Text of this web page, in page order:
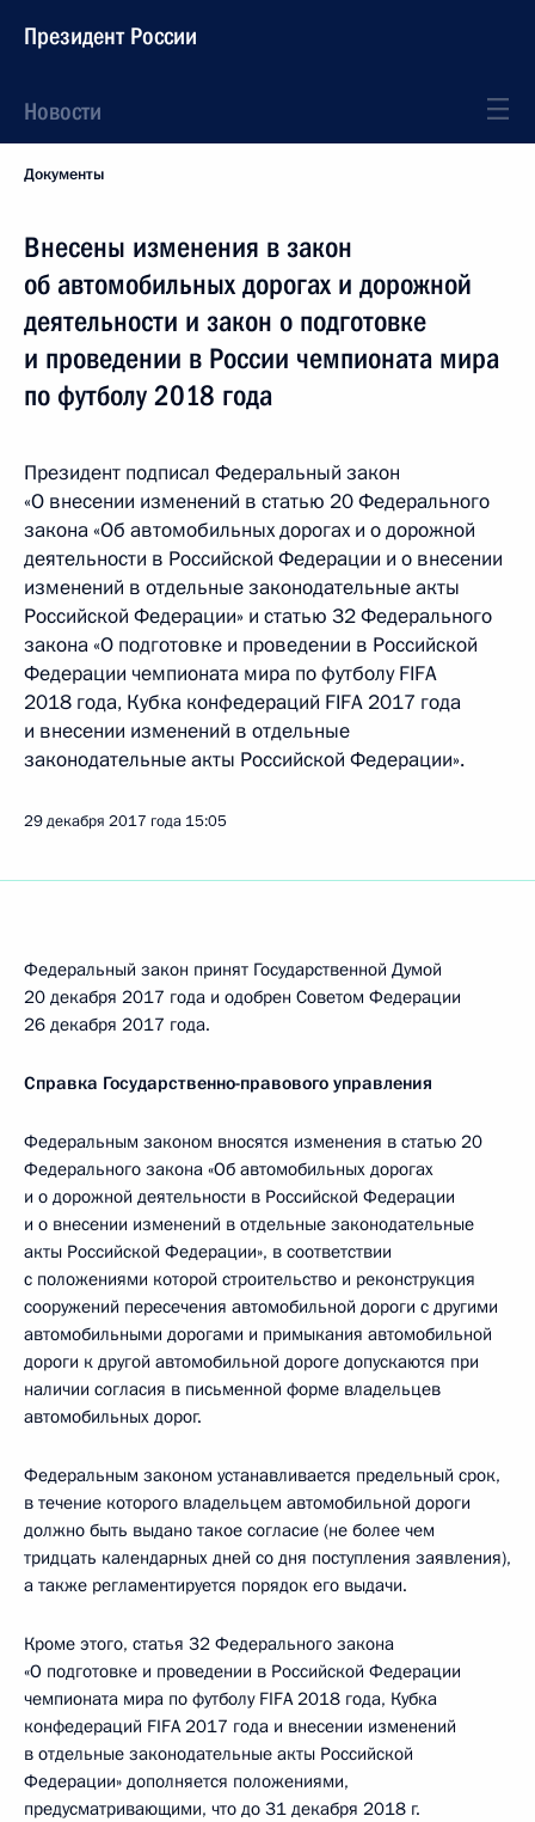
Президент России
Новости
Документы
Внесены изменения в закон
об автомобильных дорогах и дорожной
деятельности и закон о подготовке
и проведении в России чемпионата мира
по футболу 2018 года
Президент подписал Федеральный закон
«О внесении изменений в статью 20 Федерального
закона «Об автомобильных дорогах и о дорожной
деятельности в Российской Федерации и о внесении
изменений в отдельные законодательные акты
Российской Федерации» и статью 32 Федерального
закона «О подготовке и проведении в Российской
Федерации чемпионата мира по футболу FIFA
2018 года, Кубка конфедераций FIFA 2017 года
и внесении изменений в отдельные
законодательные акты Российской Федерации».
29 декабря 2017 года 15:05
Федеральный закон принят Государственной Думой
20 декабря 2017 года и одобрен Советом Федерации
26 декабря 2017 года.
Справка Государственно-правового управления
Федеральным законом вносятся изменения в статью 20
Федерального закона «Об автомобильных дорогах
и о дорожной деятельности в Российской Федерации
и о внесении изменений в отдельные законодательные
акты Российской Федерации», в соответствии
с положениями которой строительство и реконструкция
сооружений пересечения автомобильной дороги с другими
автомобильными дорогами и примыкания автомобильной
дороги к другой автомобильной дороге допускаются при
наличии согласия в письменной форме владельцев
автомобильных дорог.
Федеральным законом устанавливается предельный срок,
в течение которого владельцем автомобильной дороги
должно быть выдано такое согласие (не более чем
тридцать календарных дней со дня поступления заявления),
а также регламентируется порядок его выдачи.
Кроме этого, статья 32 Федерального закона
«О подготовке и проведении в Российской Федерации
чемпионата мира по футболу FIFA 2018 года, Кубка
конфедераций FIFA 2017 года и внесении изменений
в отдельные законодательные акты Российской
Федерации» дополняется положениями,
предусматривающими, что до 31 декабря 2018 г.